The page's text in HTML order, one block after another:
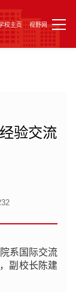
校主页 视野网
验交流
系国际交流
副校长陈建